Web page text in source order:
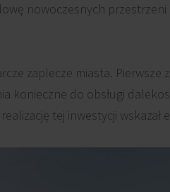
nowoczesnych
zaplecze miasta. Pierwsze
konieczne do obsługi
tej inwestycji wskazał